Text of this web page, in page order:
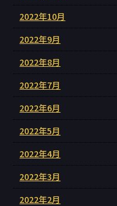
2022年10月
2022年9月
2022年8月
2022年7月
2022年6月
2022年5月
2022年4月
2022年3月
2022年2月